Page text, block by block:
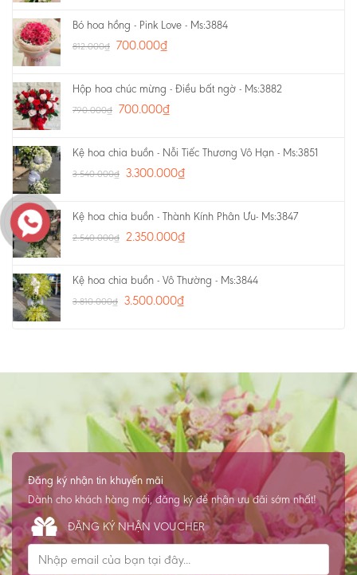
Bó hoa hồng - Pink Love - Ms:3884
812.000₫ 700.000₫
Hộp hoa chúc mừng - Điều bất ngờ - Ms:3882
790.000₫ 700.000₫
Kệ hoa chia buồn - Nỗi Tiếc Thương Vô Hạn - Ms:3851
3.540.000₫ 3.300.000₫
Kệ hoa chia buồn - Thành Kính Phân Ưu- Ms:3847
2.540.000₫ 2.350.000₫
Kệ hoa chia buồn - Vô Thường - Ms:3844
3.810.000₫ 3.500.000₫
Đăng ký nhận tin khuyến mãi
Dành cho khách hàng mới, đăng ký để nhận ưu đãi sớm nhất!
ĐĂNG KÝ NHẬN VOUCHER